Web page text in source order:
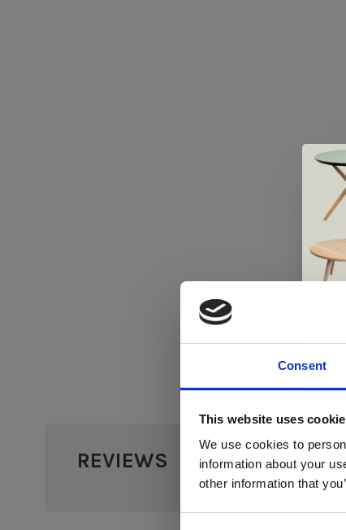
Consent
This website uses
We use cookies to
information about your
other information that
REVIEWS
0